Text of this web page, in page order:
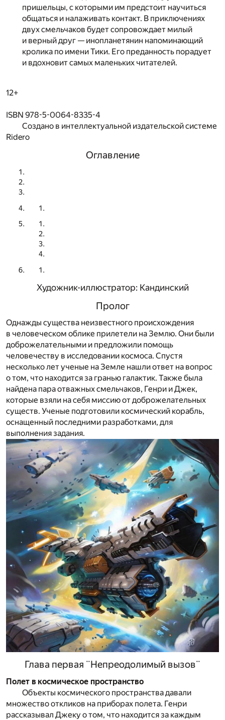
пришельцы, с которыми им предстоит научиться
общаться и налаживать контакт. В приключениях
двух смельчаков будет сопровождает милый
и верный друг — инопланетянин напоминающий
кролика по имени Тики. Его преданность порадует
и вдохновит самых маленьких читателей.
12+
ISBN 978-5-0064-8335-4
Создано в интеллектуальной издательской системе
Ridero
Оглавление
Художник-иллюстратор: Кандинский
Пролог
Однажды существа неизвестного происхождения
в человеческом облике прилетели на Землю. Они были
доброжелательными и предложили помощь
человечеству в исследовании космоса. Спустя
несколько лет ученые на Земле нашли ответ на вопрос
о том, что находится за гранью галактик. Также была
найдена пара отважных смельчаков, Генри и Джек,
которые взяли на себя миссию от доброжелательных
существ. Ученые подготовили космический корабль,
оснащенный последними разработками, для
выполнения задания.
Глава первая ¨Непреодолимый вызов¨
Полет в космическое пространство
Объекты космического пространства давали
множество откликов на приборах полета. Генри
рассказывал Джеку о том, что находится за каждым